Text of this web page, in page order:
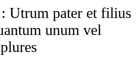
: Utrum pater et filius
unum vel